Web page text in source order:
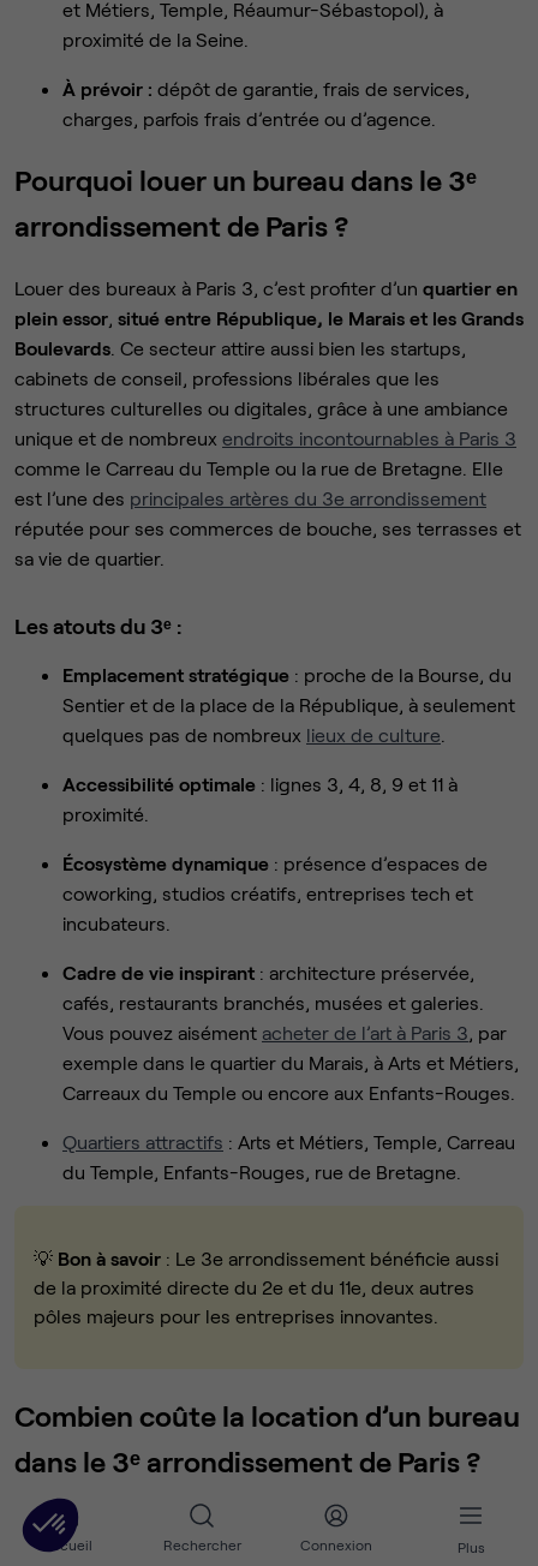
Accueil Rechercher Connexion Plus
et Métiers, Temple, Réaumur-Sébastopol), à
proximité de la Seine.
À prévoir : dépôt de garantie, frais de services,
charges, parfois frais d’entrée ou d’agence.
Pourquoi louer un bureau dans le 3ᵉ
arrondissement de Paris ?
Louer des bureaux à Paris 3, c’est profiter d’un quartier en
plein essor situé entre République, le Marais et les Grands
Boulevards . Ce secteur attire aussi bien les startups,
cabinets de conseil, professions libérales que les
structures culturelles ou digitales, grâce à une ambiance
unique et de nombreux endroits incontournables à Paris 3
comme le Carreau du Temple ou la rue de Bretagne. Elle
est l’une des principales artères du 3e arrondissement
réputée pour ses commerces de bouche, ses terrasses et
sa vie de quartier.
Les atouts du 3ᵉ :
Emplacement stratégique : proche de la Bourse, du
Sentier et de la place de la République, à seulement
quelques pas de nombreux lieux de culture
Accessibilité optimale : lignes 3, 4, 8, 9 et 11 à
proximité.
Écosystème dynamique : présence d’espaces de
coworking, studios créatifs, entreprises tech et
incubateurs.
Cadre de vie inspirant : architecture préservée,
cafés, restaurants branchés, musées et galeries.
Vous pouvez aisément acheter de l’art à Paris 3 , par
exemple dans le quartier du Marais, à Arts et Métiers,
Carreaux du Temple ou encore aux Enfants-Rouges.
Quartiers attractifs : Arts et Métiers, Temple, Carreau
du Temple, Enfants-Rouges, rue de Bretagne.
💡 Bon à savoir : Le 3e arrondissement bénéficie aussi
de la proximité directe du 2e et du 11e, deux autres
pôles majeurs pour les entreprises innovantes.
Combien coûte la location d’un bureau
dans le 3ᵉ arrondissement de Paris ?
Le 3e arrondissement est un secteur central avec une
large palette d’options, allant du poste nomade en